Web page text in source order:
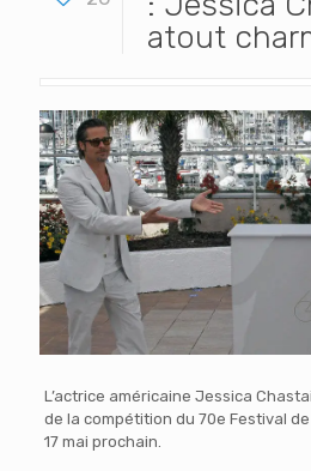
atout
L’actrice américaine Jessica
de la compétition du 70e Festival
17 mai prochain.